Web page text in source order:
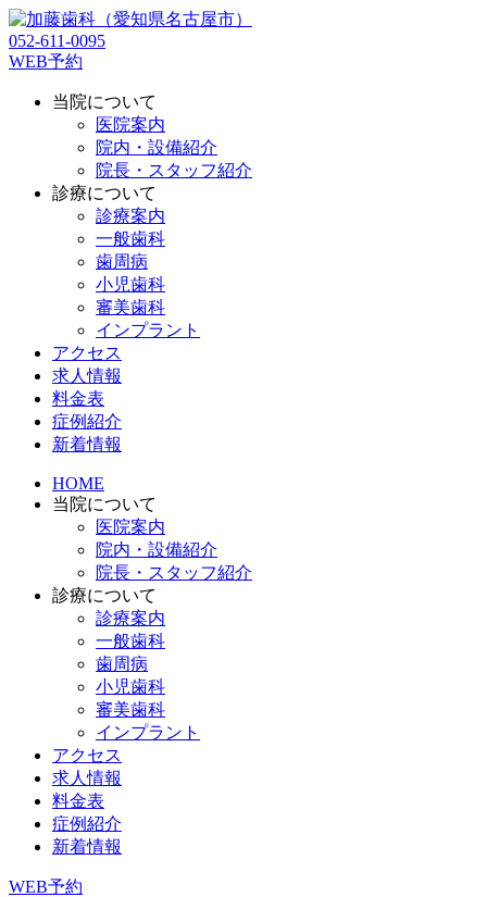
052-611-0095
WEB予約
当院について
医院案内
院内・設備紹介
院長・スタッフ紹介
診療について
診療案内
一般歯科
歯周病
小児歯科
審美歯科
インプラント
アクセス
求人情報
料金表
症例紹介
新着情報
HOME
当院について
医院案内
院内・設備紹介
院長・スタッフ紹介
診療について
診療案内
一般歯科
歯周病
小児歯科
審美歯科
インプラント
アクセス
求人情報
料金表
症例紹介
新着情報
WEB予約